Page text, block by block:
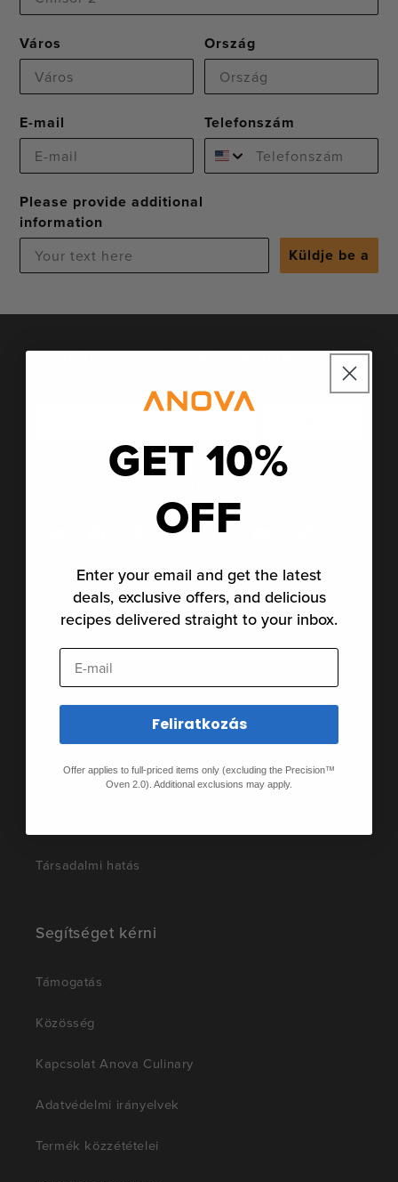
Város Ország
E-mail Telefonszám
Please provide additional
information
Küldje be a
Csatlakozzon az Anova Food Nerd
Iratkozzon fel a legfrissebb hírekért, történetekért
A oldalról
Rólunk
Karrier
Sajtó
Affiliate program
Társadalmi hatás
Segítséget kérni
Támogatás
Közösség
Kapcsolat Anova Culinary
Adatvédelmi irányelvek
Termék közzétételei
GET 10%
OFF
Enter your email and get the latest
deals, exclusive offers, and delicious
recipes delivered straight to your inbox.
E-mail
Feliratkozás
Offer applies to full-priced items only (excluding the Precision™
Oven 2.0). Additional exclusions may apply.